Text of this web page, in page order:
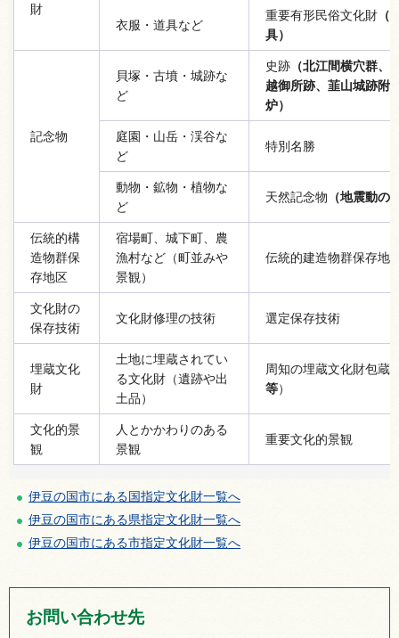
財
衣服・道具など
重要有形民俗文化財 （
具）
記念物
貝塚・古墳・城跡な
ど
史跡 （北江間横穴群
越御所跡、韮山城跡附
炉）
庭園・山岳・渓谷な
ど
特別名勝
動物・鉱物・植物な
ど
天然記念物 （地震動の
伝統的構
造物群保
存地区
宿場町、城下町、農
漁村など（町並みや
景観）
伝統的建造物群保存地
文化財の
保存技術
文化財修理の技術 選定保存技術
埋蔵文化
財
土地に埋蔵されてい
る文化財（遺跡や出
土品）
周知の埋蔵文化財包蔵
等）
文化的景
観
人とかかわりのある
景観
重要文化的景観
伊豆の国市にある国指定文化財一覧へ
伊豆の国市にある県指定文化財一覧へ
伊豆の国市にある市指定文化財一覧へ
お問い合わせ先